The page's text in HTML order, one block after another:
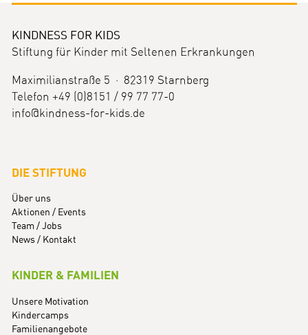
KINDNESS FOR KIDS
Stiftung für Kinder mit Seltenen Erkrankungen
Maximilianstraße 5 · 82319 Starnberg
Telefon +49 (0)8151 / 99 77 77-0
info@kindness-for-kids.de
DIE STIFTUNG
Über uns
Aktionen / Events
Team / Jobs
News / Kontakt
KINDER & FAMILIEN
Unsere Motivation
Kindercamps
Familienangebote